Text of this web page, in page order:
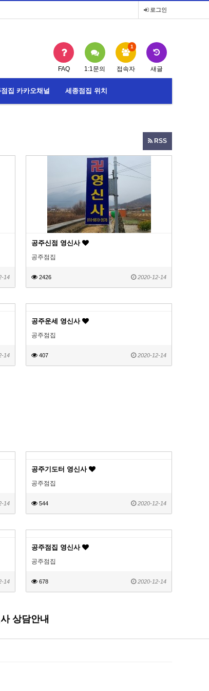
로그인
FAQ 1:1문의 접속자
1
새글
점집 카카오채널 세종점집 위치
RSS
14
공주신점 영신사
공주점집
2426 2020-12-14
14
공주운세 영신사
공주점집
407 2020-12-14
14
공주기도터 영신사
공주점집
544 2020-12-14
14
공주점집 영신사
공주점집
678 2020-12-14